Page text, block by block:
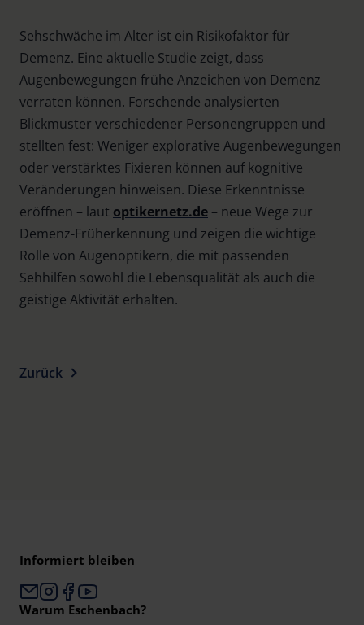
Sehschwäche im Alter ist ein Risikofaktor für
Demenz. Eine aktuelle Studie zeigt, dass
Augenbewegungen frühe Anzeichen von Demenz
verraten können. Forschende analysierten
Blickmuster verschiedener Personengruppen und
stellten fest: Weniger explorative Augenbewegungen
oder verstärktes Fixieren können auf kognitive
Veränderungen hinweisen. Diese Erkenntnisse
eröffnen – laut optikernetz.de – neue Wege zur
Demenz-Früherkennung und zeigen die wichtige
Rolle von Augenoptikern, die mit passenden
Sehhilfen sowohl die Lebensqualität als auch die
geistige Aktivität erhalten.
Zurück
Informiert bleiben
Warum Eschenbach?